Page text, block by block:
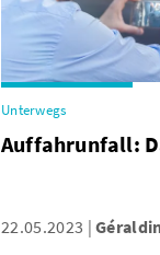
Unterwegs
Auffahrunfall:
22.05.2023